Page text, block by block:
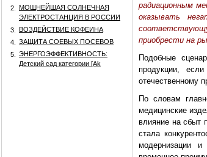
2.
МОЩНЕЙШАЯ СОЛНЕЧНАЯ
ЭЛЕКТРОСТАНЦИЯ В РОССИИ
3.
ВОЗДЕЙСТВИЕ КОФЕИНА
4.
ЗАЩИТА СОЕВЫХ ПОСЕВОВ
5.
ЭНЕРГОЭФФЕКТИВНОСТЬ:
Детский сад категории [Аk
радиационным
оказывать
приобрести на
Подобные
продукции,
отечественному
По словам
медицинские
влияние на сбыт
стала
модернизации